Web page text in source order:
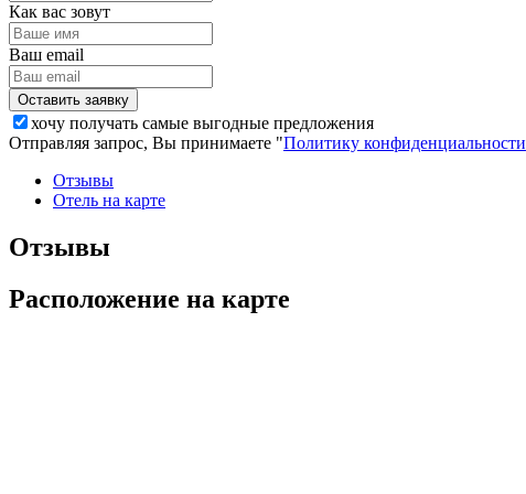
Как вас зовут
Ваш email
хочу получать самые выгодные предложения
Отправляя запрос, Вы принимаете "Политику конфиденциальности
Отзывы
Отель на карте
Отзывы
Расположение на карте